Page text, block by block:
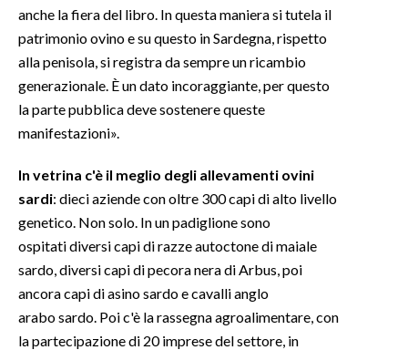
SPIAGGE
STORE
anche la fiera del libro. In questa maniera si tutela il
patrimonio ovino e su questo in Sardegna, rispetto
alla penisola, si registra da sempre un ricambio
generazionale. È un dato incoraggiante, per questo
la parte pubblica deve sostenere queste
manifestazioni».
In vetrina c'è il meglio degli allevamenti ovini
sardi: dieci aziende con oltre 300 capi di alto livello
genetico. Non solo. In un padiglione sono
ospitati diversi capi di razze autoctone di maiale
sardo, diversi capi di pecora nera di Arbus, poi
ancora capi di asino sardo e cavalli anglo
arabo sardo. Poi c'è la rassegna agroalimentare, con
la partecipazione di 20 imprese del settore, in